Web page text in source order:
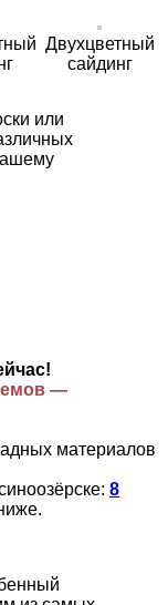
Двухцветный
сайдинг
или
—
материалов
8